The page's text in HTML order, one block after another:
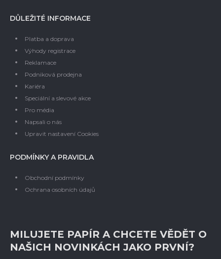
DŮLEŽITÉ INFORMACE
Platba a doprava
Výhody registrace
Reklamace
Podniková prodejna
Kariéra
Speciální a slevové akce
Pro média
Napsali o nás
Upravit nastavení Cookies
PODMÍNKY A PRAVIDLA
Obchodní podmínky
Ochrana osobních údajů
MILUJETE PAPÍR A CHCETE VĚDĚT O
NAŠICH NOVINKÁCH JAKO PRVNÍ?